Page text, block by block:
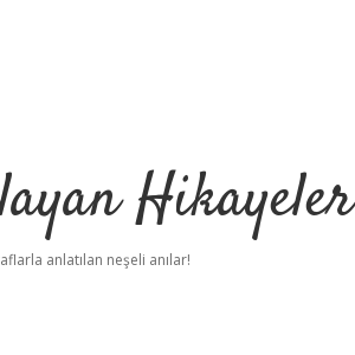
Hikayeler
anlatılan neşeli anılar!